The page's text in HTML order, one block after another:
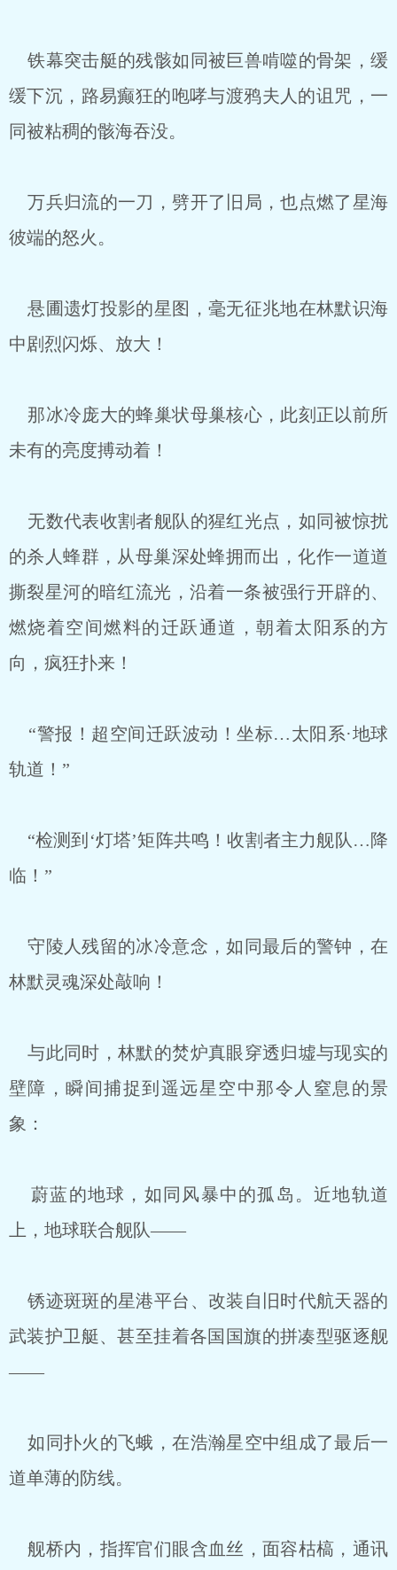
铁幕突击艇的残骸如同被巨兽啃噬的骨架，缓
缓下沉，路易癫狂的咆哮与渡鸦夫人的诅咒，一
同被粘稠的骸海吞没。
万兵归流的一刀，劈开了旧局，也点燃了星海
彼端的怒火。
悬圃遗灯投影的星图，毫无征兆地在林默识海
中剧烈闪烁、放大！
那冰冷庞大的蜂巢状母巢核心，此刻正以前所
未有的亮度搏动着！
无数代表收割者舰队的猩红光点，如同被惊扰
的杀人蜂群，从母巢深处蜂拥而出，化作一道道
撕裂星河的暗红流光，沿着一条被强行开辟的、
燃烧着空间燃料的迁跃通道，朝着太阳系的方
向，疯狂扑来！
“警报！超空间迁跃波动！坐标…太阳系·地球
轨道！”
“检测到‘灯塔’矩阵共鸣！收割者主力舰队…降
临！”
守陵人残留的冰冷意念，如同最后的警钟，在
林默灵魂深处敲响！
与此同时，林默的焚炉真眼穿透归墟与现实的
壁障，瞬间捕捉到遥远星空中那令人窒息的景
象：
蔚蓝的地球，如同风暴中的孤岛。近地轨道
上，地球联合舰队——
锈迹斑斑的星港平台、改装自旧时代航天器的
武装护卫艇、甚至挂着各国国旗的拼凑型驱逐舰
——
如同扑火的飞蛾，在浩瀚星空中组成了最后一
道单薄的防线。
舰桥内，指挥官们眼含血丝，面容枯槁，通讯